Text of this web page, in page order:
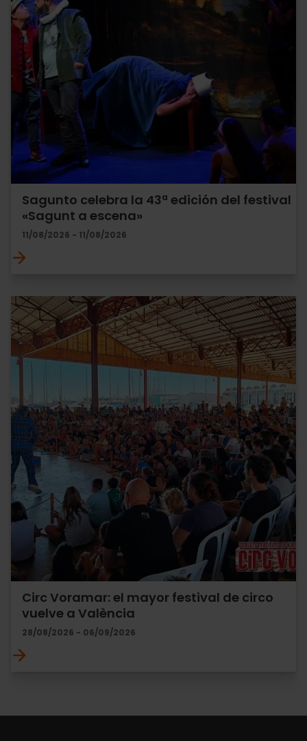
Sagunto celebra la 43ª edición del festival
«Sagunt a escena»
11/08/2026 - 11/08/2026
Circ Voramar: el mayor festival de circo
vuelve a València
28/08/2026 - 06/09/2026